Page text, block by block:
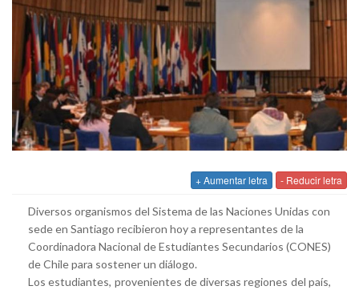
+ Aumentar letra - Reducir letra
Diversos organismos del Sistema de las Naciones Unidas con
sede en Santiago recibieron hoy a representantes de la
Coordinadora Nacional de Estudiantes Secundarios (CONES)
de Chile para sostener un diálogo.
Los estudiantes, provenientes de diversas regiones del país,